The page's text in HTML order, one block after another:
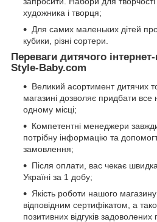
художника і творця;
Для самих маленьких дітей
кубики, різні сортери.
Переваги дитячого
Style-Baby.com
Великий асортимент дитячих
магазині дозволяє придбати
одному місці;
Компетентні менеджери завжди
потрібну інформацію та
замовлення;
Після оплати, вас чекає
Україні за 1 добу;
Якість роботи нашого
відповідним сертифікатом, а
позитивних відгуків задоволених